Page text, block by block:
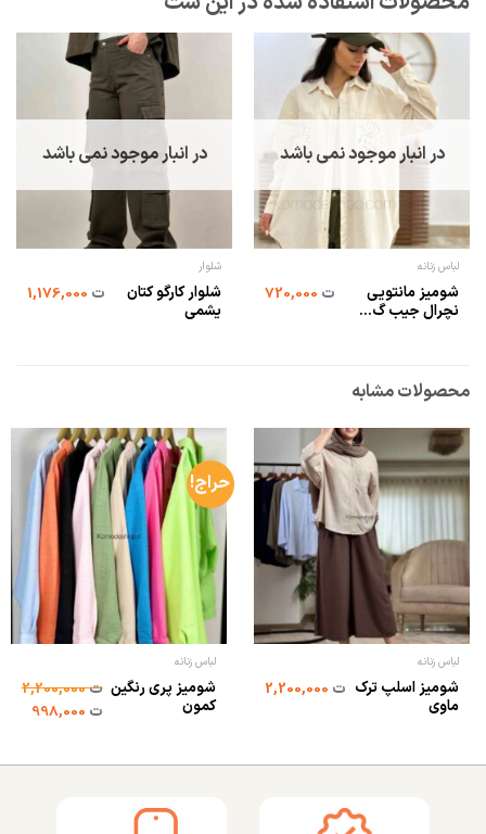
در انبار موجود نمی باشد
لباس زنانه
شومیز مانتویی
نچرال جیب گ...
ت720,000
در انبار موجود نمی باشد
شلوار
شلوار کارگو کتان
یشمی
ت1,176,000
محصولات مشابه
لباس زنانه
شومیز اسلپ ترک
ماوی
ت2,200,000
حراج!
لباس زنانه
شومیز پری رنگین
کمون
ت2,200,000
ت998,000